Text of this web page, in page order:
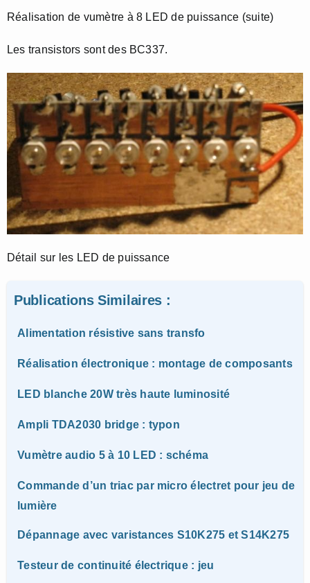
Réalisation de vumètre à 8 LED de puissance (suite)
Les transistors sont des BC337.
Détail sur les LED de puissance
Publications Similaires :
Alimentation résistive sans transfo
Réalisation électronique : montage de composants
LED blanche 20W très haute luminosité
Ampli TDA2030 bridge : typon
Vumètre audio 5 à 10 LED : schéma
Commande d’un triac par micro électret pour jeu de
lumière
Dépannage avec varistances S10K275 et S14K275
Testeur de continuité électrique : jeu